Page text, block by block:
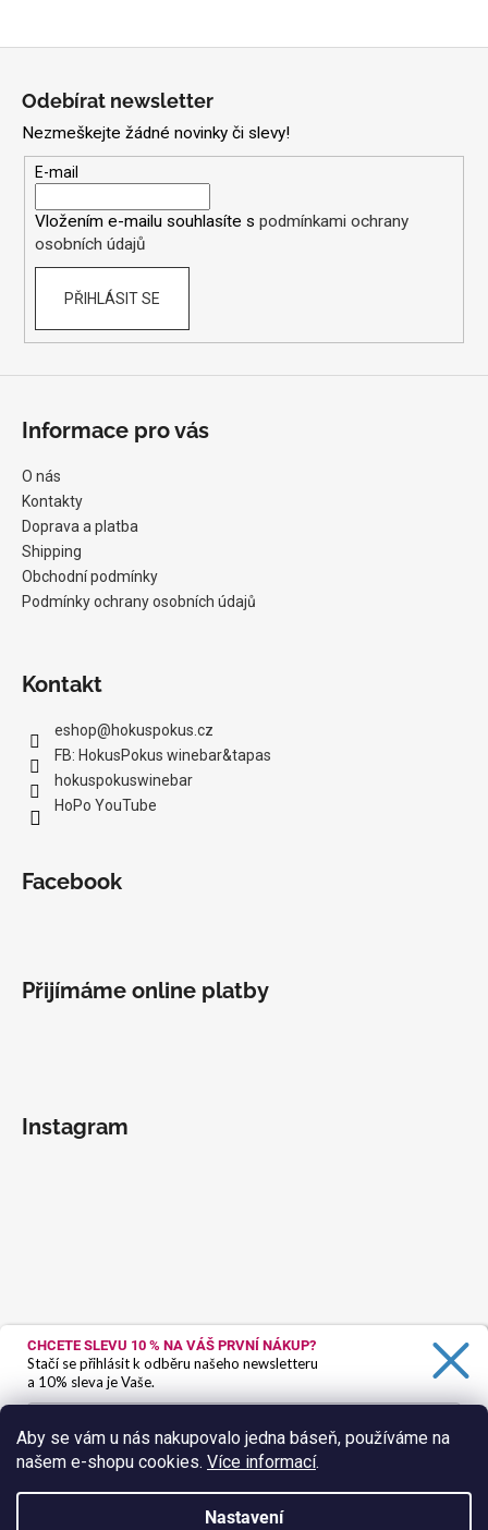
Aby se vám u nás nakupovalo jedna báseň, používáme na
našem e-shopu cookies. Více informací.
Nastavení
Odebírat newsletter
Nezmeškejte žádné novinky či slevy!
E-mail
Vložením e-mailu souhlasíte s podmínkami ochrany
osobních údajů
PŘIHLÁSIT SE
Informace pro vás
O nás
Kontakty
Doprava a platba
Shipping
Obchodní podmínky
Podmínky ochrany osobních údajů
Kontakt
eshop@hokuspokus.cz
FB: HokusPokus winebar&tapas
hokuspokuswinebar
HoPo YouTube
Facebook
Přijímáme online platby
Instagram
Sledovat na Instagramu
CHCETE SLEVU 10 % NA VÁŠ PRVNÍ NÁKUP?
Stačí se přihlásit k odběru našeho newsletteru
a 10% sleva je Vaše.
Ano, chci se přihlásit
Zásady zpracování osobních údajů